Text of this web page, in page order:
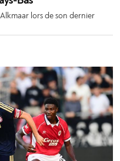
Alkmaar lors de son dernier